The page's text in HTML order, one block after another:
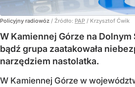
Policyjny radiowóz / Źródło: PAP / Krzysztof Ćwik
W Kamiennej Górze na
bądź grupa zaatakowała
narzędziem nastolatka.
W Kamiennej Górze w